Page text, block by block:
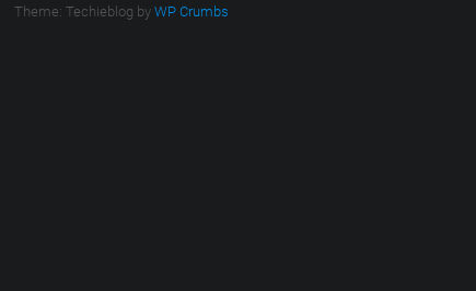
Theme: Techieblog by WP Crumbs